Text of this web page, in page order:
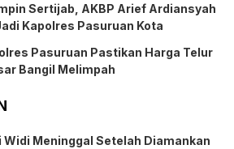
Sertijab, AKBP Arief Ardiansyah
Kapolres Pasuruan Kota
Pasuruan Pastikan Harga Telur
Bangil Melimpah
Widi Meninggal Setelah Diamankan